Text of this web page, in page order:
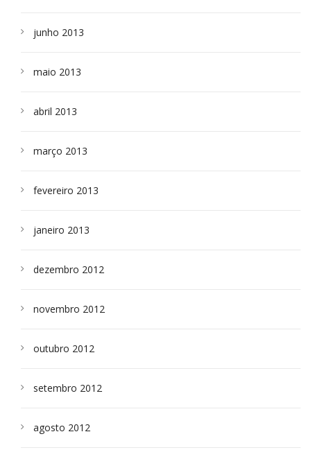
junho 2013
maio 2013
abril 2013
março 2013
fevereiro 2013
janeiro 2013
dezembro 2012
novembro 2012
outubro 2012
setembro 2012
agosto 2012